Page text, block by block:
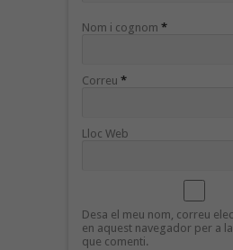
Nom i cognom *
Correu *
Lloc Web
Desa el meu nom, correu
en aquest navegador per a
que comenti.